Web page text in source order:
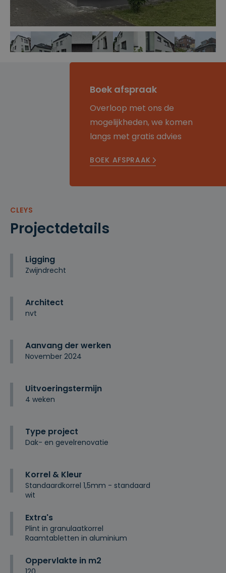
Boek afspraak
Overloop met ons de
mogelijkheden, we komen
langs met gratis advies
BOEK AFSPRAAK
CLEYS
Projectdetails
Ligging
Zwijndrecht
Architect
nvt
Aanvang der werken
November 2024
Uitvoeringstermijn
4 weken
Type project
Dak- en gevelrenovatie
Korrel & Kleur
Standaardkorrel 1,5mm - standaard
wit
Extra's
Plint in granulaatkorrel
Raamtabletten in aluminium
Oppervlakte in m2